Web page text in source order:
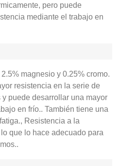
pero puede
mediante el trabajo en
magnesio y 0.25% cromo.
resistencia en la serie de
puede desarrollar una mayor
en frío.. También tiene una
Resistencia a la
que lo hace adecuado para